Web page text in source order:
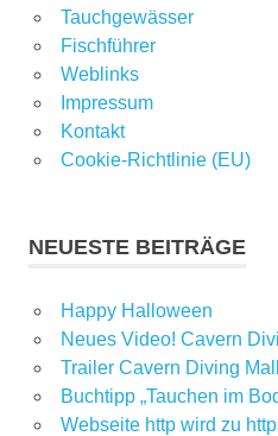
Tauchgewässer
Fischführer
Weblinks
Impressum
Kontakt
Cookie-Richtlinie (EU)
NEUESTE BEITRÄGE
Happy Halloween
Neues Video! Cavern
Trailer Cavern Diving
Buchtipp „Tauchen im
Webseite http wird zu